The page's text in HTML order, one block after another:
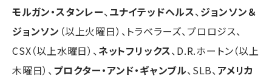
モルガン・スタンレー、 ユナイテッドヘルス、 ジョンソン＆
ジョンソン （以上火曜日）、トラベラーズ、プロロジス、
CSX（以上水曜日）、 ネットフリックス、D.R.ホートン（以上
木曜日）、 プロクター・アンド・ギャンブル、SLB、 アメリカ